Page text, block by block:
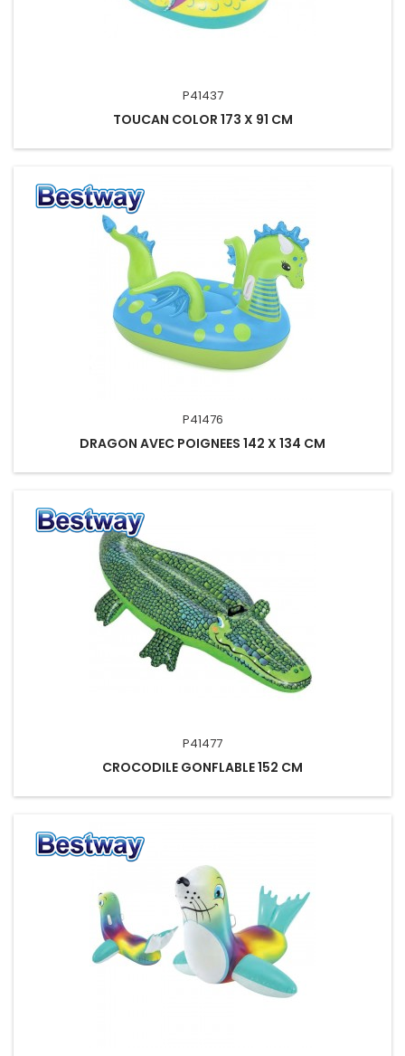
P41437
TOUCAN COLOR 173 X 91 CM
P41476
DRAGON AVEC POIGNEES 142 X 134 CM
P41477
CROCODILE GONFLABLE 152 CM